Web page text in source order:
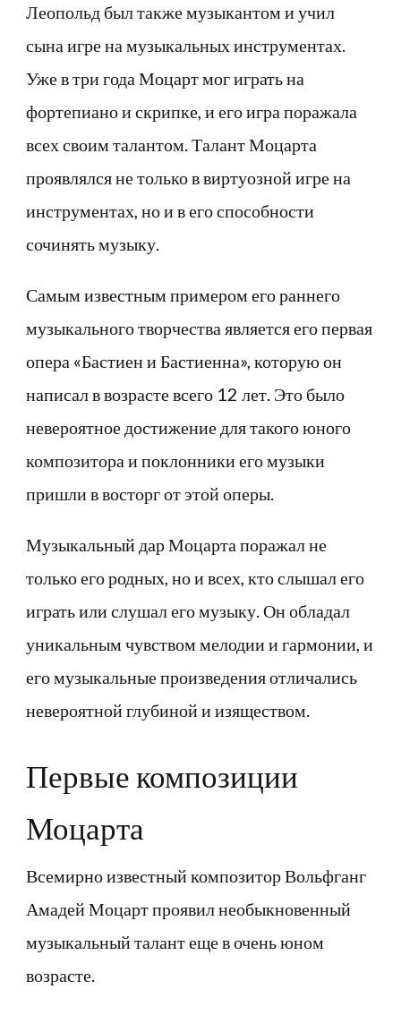
Леопольд был также музыкантом и учил
сына игре на музыкальных инструментах.
Уже в три года Моцарт мог играть на
фортепиано и скрипке, и его игра поражала
всех своим талантом. Талант Моцарта
проявлялся не только в виртуозной игре на
инструментах, но и в его способности
сочинять музыку.
Самым известным примером его раннего
музыкального творчества является его первая
опера «Бастиен и Бастиенна», которую он
написал в возрасте всего 12 лет. Это было
невероятное достижение для такого юного
композитора и поклонники его музыки
пришли в восторг от этой оперы.
Музыкальный дар Моцарта поражал не
только его родных, но и всех, кто слышал его
играть или слушал его музыку. Он обладал
уникальным чувством мелодии и гармонии, и
его музыкальные произведения отличались
невероятной глубиной и изяществом.
Первые композиции
Моцарта
Всемирно известный композитор Вольфганг
Амадей Моцарт проявил необыкновенный
музыкальный талант еще в очень юном
возрасте.